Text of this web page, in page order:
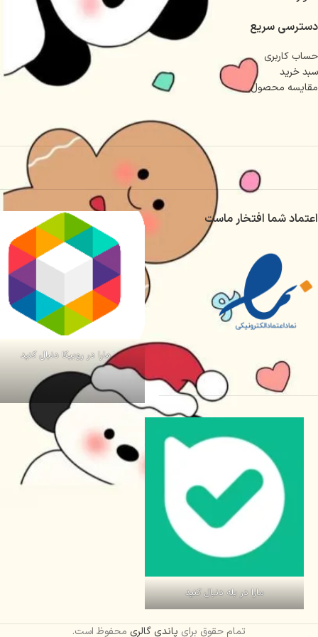
دسترسی سریع
حساب کاربری
سبد خرید
مقایسه محصول
اعتماد شما افتخار ماست
مارا در روبیکا دنبال کنید
مارا در بله دنبال کنید
تمام حقوق برای پاندی گالری محفوظ است.